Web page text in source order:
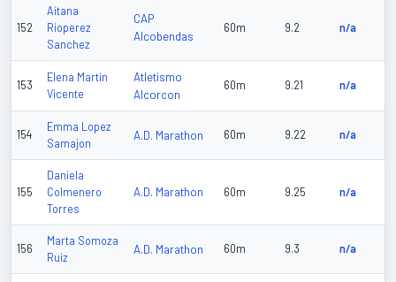
152
Aitana
Rioperez
Sanchez
CAP
Alcobendas
60m 9.2 n/a
153
Elena Martin
Vicente
Atletismo
Alcorcon
60m 9.21 n/a
154
Emma Lopez
Samajon
A.D. Marathon 60m 9.22 n/a
155
Daniela
Colmenero
Torres
A.D. Marathon 60m 9.25 n/a
156
Marta Somoza
Ruiz
A.D. Marathon 60m 9.3 n/a